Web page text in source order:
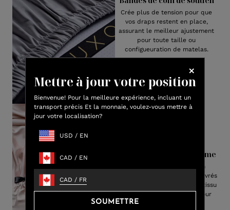
Mettre à jour votre position
Bienvenue! Pour la meilleure expérience, incluant un
transport précis Et la monnaie, voulez-vous mettre à
jour votre localisation?
USD / EN
CAD / EN
CAD / FR
SOUMETTRE
Crée plus de tension pour que
vos draps restent en place,
assurant le meilleur ajustement
pour toute taille ou
configueuration de matelas.
Emballage haut de gamme
Notre luxueuse viscose en
bambou de draps tous sont livrés
avec un sac de transport en tissu
facile à ranger et parfait pour
offrir des cadeaux.